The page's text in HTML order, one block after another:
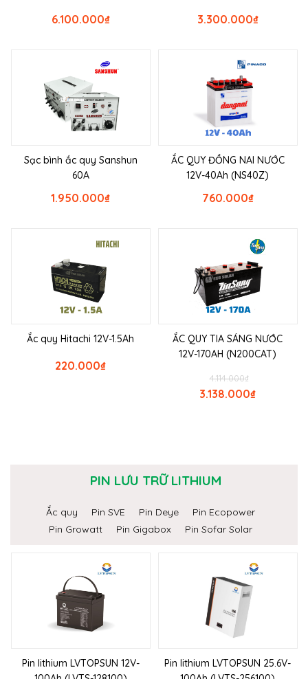
₫
6.100.000 ₫
3.300.000
Sạc bình ắc quy Sanshun
60A
₫
1.950.000
ẮC QUY ĐỒNG NAI NƯỚC
12V-40Ah (NS40Z)
₫
760.000
Ắc quy Hitachi 12V-1.5Ah
₫
220.000
ẮC QUY TIA SÁNG NƯỚC
12V-170AH (N200CAT)
₫
4.114.000
₫
3.138.000
PIN LƯU TRỮ LITHIUM
Ắc quy Pin SVE Pin Deye
Pin Ecopower
Pin Growatt
Pin Gigabox Pin Sofar Solar
Pin lithium LVTOPSUN 12V-
Pin lithium LVTOPSUN 25.6V-